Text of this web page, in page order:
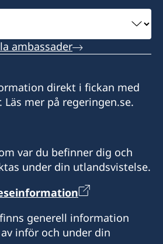
ambassader
direkt i fickan med
Läs mer på regeringen.se.
var du befinner dig och
under din utlandsvistelse.
generell information
inför och under din